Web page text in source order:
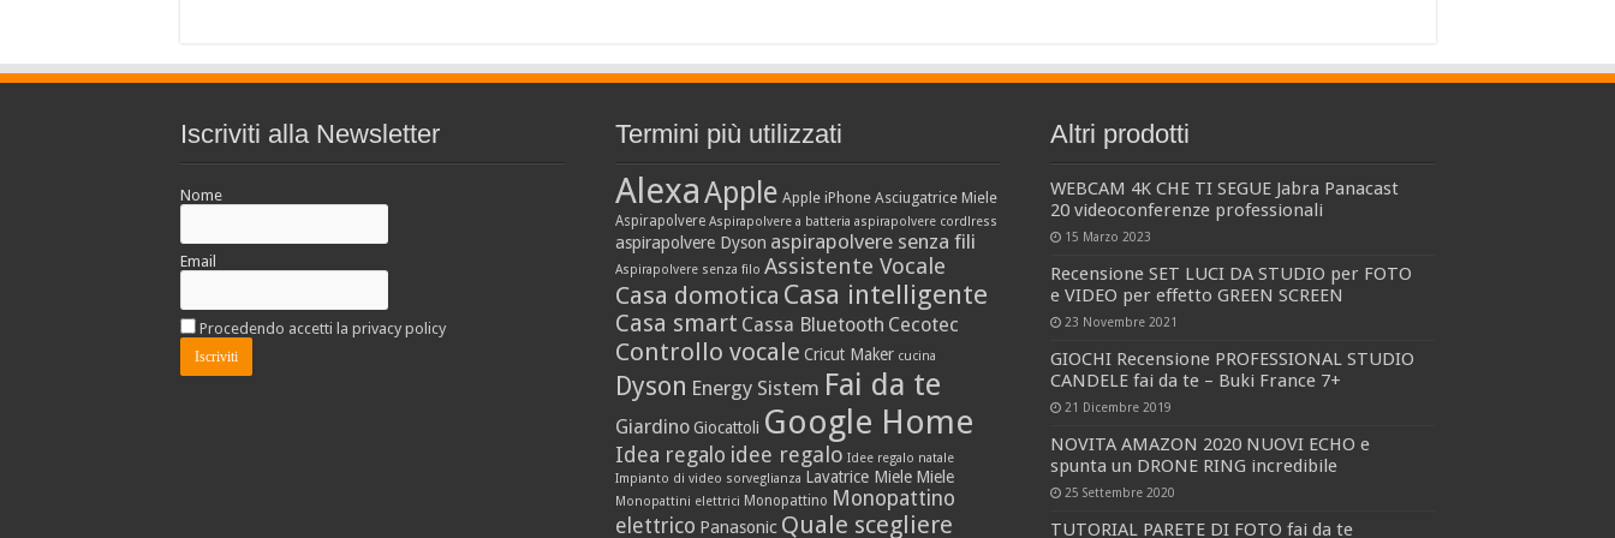
Iscriviti alla Newsletter
Nome
Email
Procedendo accetti la privacy policy
Termini più utilizzati
AlexaApple Apple iPhone Asciugatrice Miele
Aspirapolvere Aspirapolvere a batteria aspirapolvere cordlress
aspirapolvere Dyson aspirapolvere senza fili
Aspirapolvere senza filo Assistente Vocale
Casa domotica Casa intelligente
Casa smart Cassa Bluetooth Cecotec
Controllo vocale Cricut Maker cucina
Dyson Energy Sistem Fai da te
Giardino Giocattoli Google Home
Idea regalo idee regalo Idee regalo natale
Impianto di video sorveglianza Lavatrice Miele Miele
Monopattini elettrici Monopattino Monopattino
elettrico Panasonic Quale scegliere
Altri prodotti
WEBCAM 4K CHE TI SEGUE Jabra Panacast
20 videoconferenze professionali
15 Marzo 2023
Recensione SET LUCI DA STUDIO per FOTO
e VIDEO per effetto GREEN SCREEN
23 Novembre 2021
GIOCHI Recensione PROFESSIONAL STUDIO
CANDELE fai da te – Buki France 7+
21 Dicembre 2019
NOVITA AMAZON 2020 NUOVI ECHO e
spunta un DRONE RING incredibile
25 Settembre 2020
TUTORIAL PARETE DI FOTO fai da te